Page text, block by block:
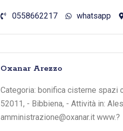
0558662217 whatsapp
Oxanar Arezzo
Categoria: bonifica cisterne spazi
52011, - Bibbiena, - Attività in:
amministrazione@oxanar.it www.?